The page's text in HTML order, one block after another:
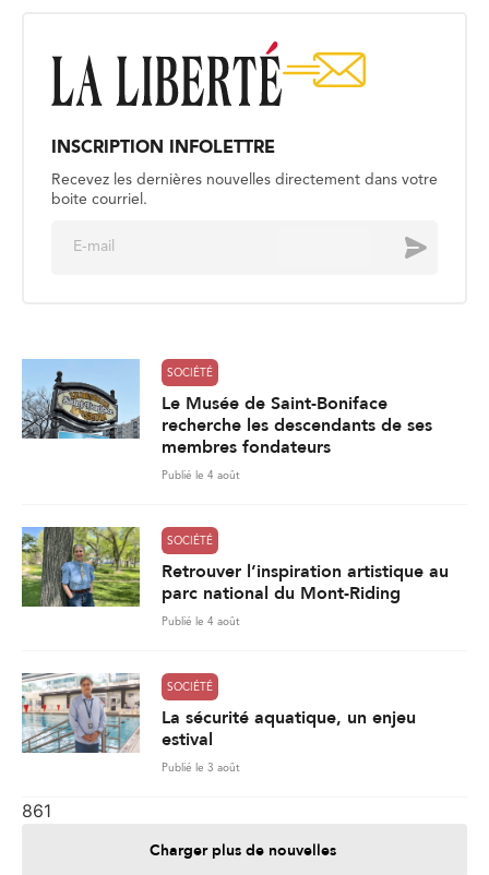
INSCRIPTION INFOLETTRE
Recevez les dernières nouvelles directement dans votre
boite courriel.
Envoyer
SOCIÉTÉ
Le Musée de Saint-Boniface
recherche les descendants de ses
membres fondateurs
Publié le 4 août
SOCIÉTÉ
Retrouver l’inspiration artistique au
parc national du Mont-Riding
Publié le 4 août
SOCIÉTÉ
La sécurité aquatique, un enjeu
estival
Publié le 3 août
861
Charger plus de nouvelles